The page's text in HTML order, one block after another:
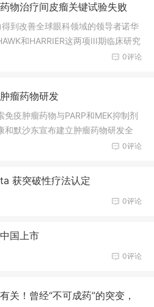
基因的遗传筛选系统。他用CRIS
除了黑色素瘤皮肤癌细胞中2368个
被删除后癌
物治疗间皮瘤关键试验失败
到改善全球眼科领域的领导者诺华
和HARRIER这两项III期临床研究
主要终点和关键次要终点。Gilea
tenofoviralafenamide固定剂量组
HIV-1感染的初治成人患者。Neur
0评论
瘤药物研发
疫肿瘤药物与PARP和MEK抑制剂
和默沙东宣布建立肿瘤药物研发全
市场化阿斯利康治疗多种癌症的药
的多种适应症的MEK选择性抑制
家公司会分别开发Lynparza与各自
）联合治疗癌症的疗法。阿斯
0评论
获突破性疗法认定
0评论
国上市
0评论
关！曾经“不可成药”的突变，